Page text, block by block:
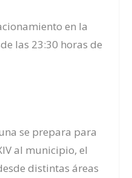
en la
las 23:30 horas de
se prepara para
al municipio, el
distintas áreas